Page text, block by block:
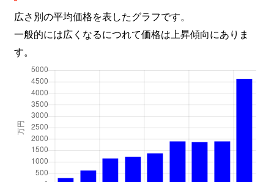
広さ別の平均価格を表したグラフです。
一般的には広くなるにつれて価格は上昇傾向にありま
す。